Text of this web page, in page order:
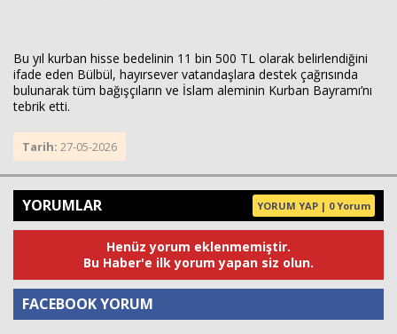
Bu yıl kurban hisse bedelinin 11 bin 500 TL olarak belirlendiğini
ifade eden Bülbül, hayırsever vatandaşlara destek çağrısında
bulunarak tüm bağışçıların ve İslam aleminin Kurban Bayramı’nı
tebrik etti.
Tarih: 27-05-2026
YORUMLAR YORUM YAP | 0 Yorum
Henüz yorum eklenmemiştir.
Bu Haber'e ilk yorum yapan siz olun.
FACEBOOK YORUM